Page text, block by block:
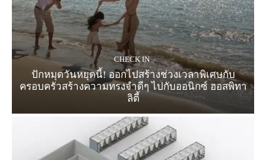
CHECK IN
ปักหมุดวันหยุดนี้! ออกไปสร้างช่วงเวลาพิเศษกับ
ครอบครัวสร้างความทรงจำดีๆ ไปกับออนิกซ์ ฮอสพิทา
ลิตี้